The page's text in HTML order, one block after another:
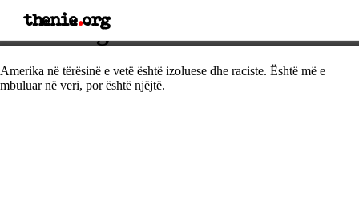
thenie.org
Thënie nga Malcolm X
Amerika në tërësinë e vetë është izoluese dhe raciste. Është më e
mbuluar në veri, por është njëjtë.